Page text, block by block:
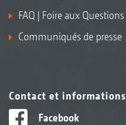
FAQ | Foire aux Questions
Communiqués de presse
Contact et informations
Facebook